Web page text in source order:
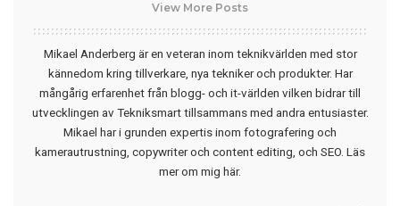
View More Posts
Mikael Anderberg är en veteran inom teknikvärlden med stor
kännedom kring tillverkare, nya tekniker och produkter. Har
mångårig erfarenhet från blogg- och it-världen vilken bidrar till
utvecklingen av Tekniksmart tillsammans med andra entusiaster.
Mikael har i grunden expertis inom fotografering och
kamerautrustning, copywriter och content editing, och SEO. Läs
mer om mig här.